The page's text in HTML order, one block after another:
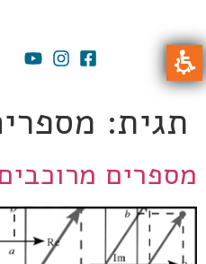
תגית:
מספרים